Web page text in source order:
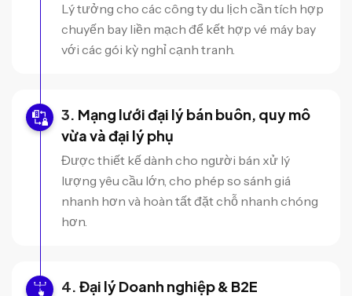
Lý tưởng cho các công ty du lịch cần tích hợp
chuyến bay liền mạch để kết hợp vé máy bay
với các gói kỳ nghỉ cạnh tranh.
Mạng lưới đại lý bán buôn, quy mô
vừa và đại lý phụ
Được thiết kế dành cho người bán xử lý
lượng yêu cầu lớn, cho phép so sánh giá
nhanh hơn và hoàn tất đặt chỗ nhanh chóng
hơn.
Đại lý Doanh nghiệp & B2E